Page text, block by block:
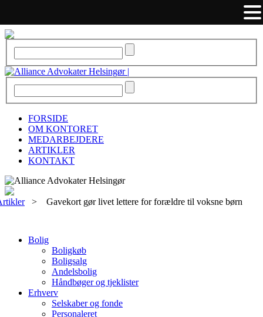
FORSIDE
OM KONTORET
MEDARBEJDERE
ARTIKLER
KONTAKT
> Gavekort gør livet lettere for forældre til voksne børn
Bolig
Boligkøb
Boligsalg
Andelsbolig
Håndbøger og tjeklister
Erhverv
Selskaber og fonde
Personaleret